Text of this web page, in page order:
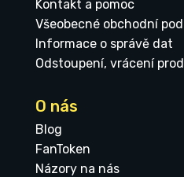
Kontakt a pomoc
Všeobecné obchodní
Informace o správě dat
Odstoupení, vrácení
O nás
Blog
FanToken
Názory na nás